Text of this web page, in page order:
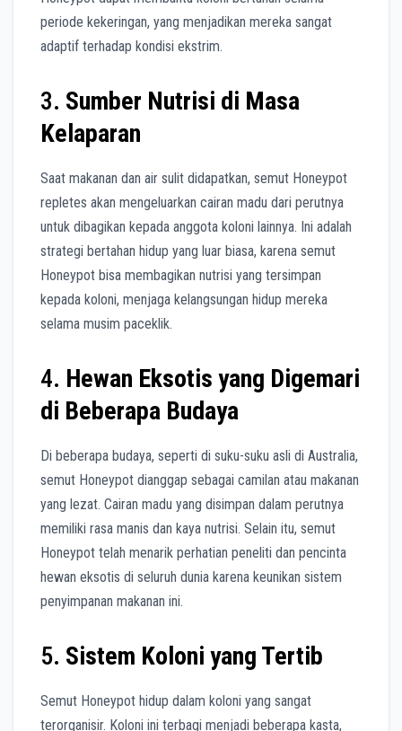
periode kekeringan, yang menjadikan mereka sangat
adaptif terhadap kondisi ekstrim.
3. Sumber Nutrisi di Masa
Kelaparan
Saat makanan dan air sulit didapatkan, semut Honeypot
repletes akan mengeluarkan cairan madu dari perutnya
untuk dibagikan kepada anggota koloni lainnya. Ini adalah
strategi bertahan hidup yang luar biasa, karena semut
Honeypot bisa membagikan nutrisi yang tersimpan
kepada koloni, menjaga kelangsungan hidup mereka
selama musim paceklik.
4. Hewan Eksotis yang Digemari
di Beberapa Budaya
Di beberapa budaya, seperti di suku-suku asli di Australia,
semut Honeypot dianggap sebagai camilan atau makanan
yang lezat. Cairan madu yang disimpan dalam perutnya
memiliki rasa manis dan kaya nutrisi. Selain itu, semut
Honeypot telah menarik perhatian peneliti dan pencinta
hewan eksotis di seluruh dunia karena keunikan sistem
penyimpanan makanan ini.
5. Sistem Koloni yang Tertib
Semut Honeypot hidup dalam koloni yang sangat
terorganisir. Koloni ini terbagi menjadi beberapa kasta,